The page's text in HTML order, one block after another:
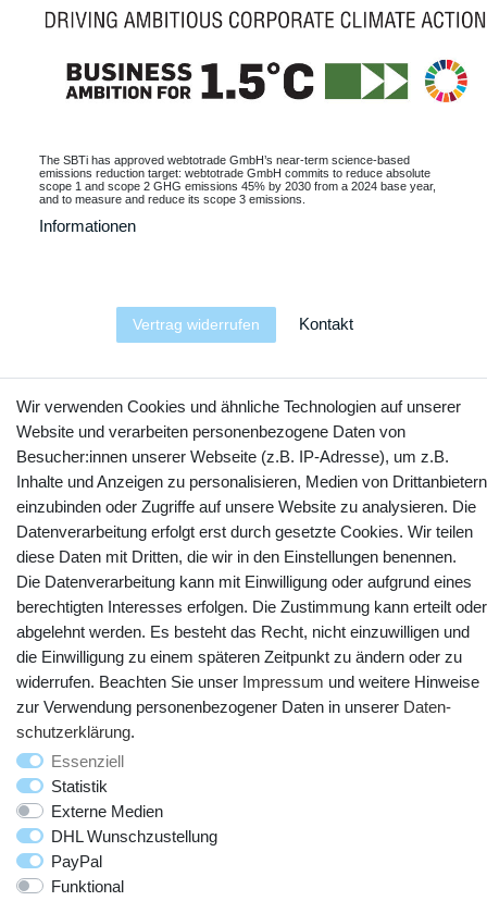
The SBTi has approved webtotrade GmbH’s near-term science-based
emissions reduction target: webtotrade GmbH commits to reduce absolute
scope 1 and scope 2 GHG emissions 45% by 2030 from a 2024 base year,
and to measure and reduce its scope 3 emissions.
Informationen
Vertrag widerrufen Kontakt
© Copyright 2025 webtotrade GmbH. Alle Rechte vorbehalten.
Wir verwenden Cookies und ähnliche Technologien auf unserer
Website und verarbeiten personenbezogene Daten von
Besucher:innen unserer Webseite (z.B. IP-Adresse), um z.B.
Inhalte und Anzeigen zu personalisieren, Medien von Drittanbietern
einzubinden oder Zugriffe auf unsere Website zu analysieren. Die
Datenverarbeitung erfolgt erst durch gesetzte Cookies. Wir teilen
diese Daten mit Dritten, die wir in den Einstellungen benennen.
Die Datenverarbeitung kann mit Einwilligung oder aufgrund eines
berechtigten Interesses erfolgen. Die Zustimmung kann erteilt oder
abgelehnt werden. Es besteht das Recht, nicht einzuwilligen und
die Einwilligung zu einem späteren Zeitpunkt zu ändern oder zu
widerrufen. Beachten Sie unser Impressum und weitere Hinweise
zur Verwendung personenbezogener Daten in unserer Daten­
schutz­erklärung.
Essenziell
Statistik
Externe Medien
DHL Wunschzustellung
PayPal
Funktional